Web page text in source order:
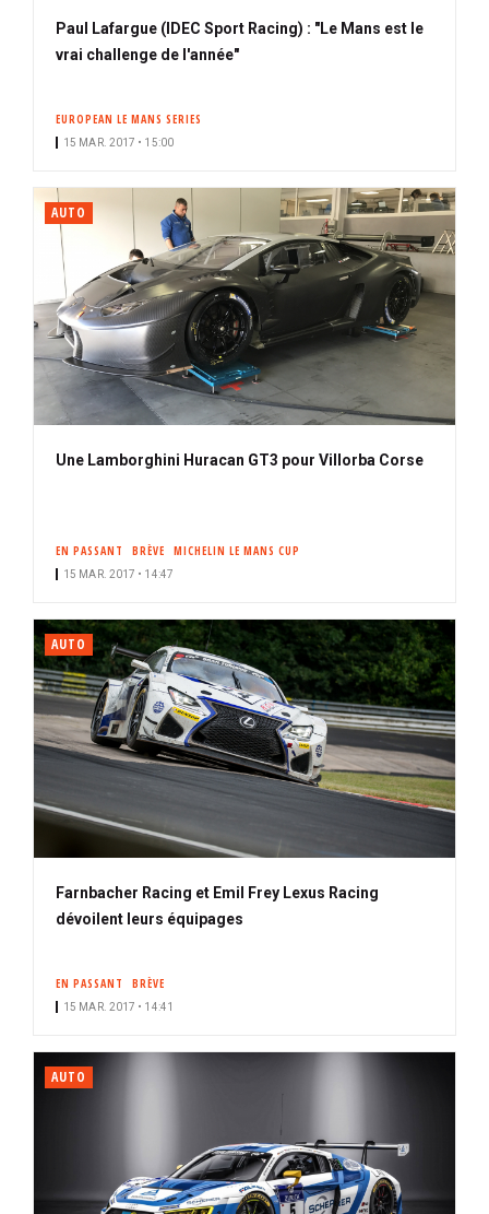
Paul Lafargue (IDEC Sport Racing) : "Le Mans est le
vrai challenge de l'année"
EUROPEAN LE MANS SERIES
15 MAR. 2017 • 15:00
AUTO
Une Lamborghini Huracan GT3 pour Villorba Corse
EN PASSANT BRÈVE MICHELIN LE MANS CUP
15 MAR. 2017 • 14:47
AUTO
Farnbacher Racing et Emil Frey Lexus Racing
dévoilent leurs équipages
EN PASSANT BRÈVE
15 MAR. 2017 • 14:41
AUTO